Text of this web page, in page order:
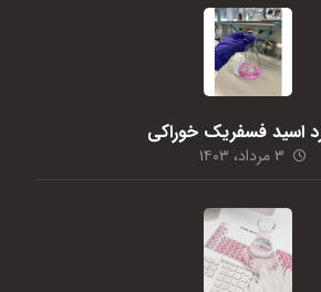
اسید فسفریک خوراکی
۳ مرداد، ۱۴۰۳